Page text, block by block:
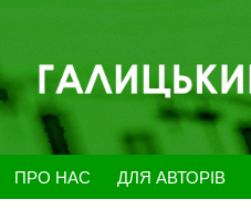
ПРО НАС ДЛЯ АВТОРІВ